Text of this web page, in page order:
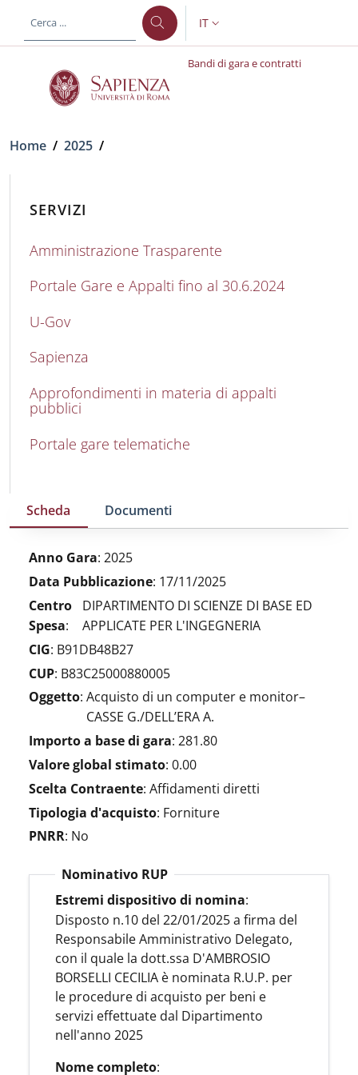
al contenuto principale
SELETTORE LINGUA:
IT
Bandi di gara e contratti
Briciole di pane
Home / 2025 /
SERVIZI
Amministrazione Trasparente
Portale Gare e Appalti fino al 30.6.2024
U-Gov
Sapienza
Approfondimenti in materia di appalti
pubblici
Portale gare telematiche
Scheda Documenti
Anno Gara: 2025
Data Pubblicazione: 17/11/2025
Centro
Spesa:
DIPARTIMENTO DI SCIENZE DI BASE ED
APPLICATE PER L'INGEGNERIA
CIG: B91DB48B27
CUP: B83C25000880005
Oggetto: Acquisto di un computer e monitor–
CASSE G./DELL’ERA A.
Importo a base di gara: 281.80
Valore global stimato: 0.00
Scelta Contraente: Affidamenti diretti
Tipologia d'acquisto: Forniture
PNRR: No
Nominativo RUP
Estremi dispositivo di nomina:
Disposto n.10 del 22/01/2025 a firma del
Responsabile Amministrativo Delegato,
con il quale la dott.ssa D'AMBROSIO
BORSELLI CECILIA è nominata R.U.P. per
le procedure di acquisto per beni e
servizi effettuate dal Dipartimento
nell'anno 2025
Nome completo: